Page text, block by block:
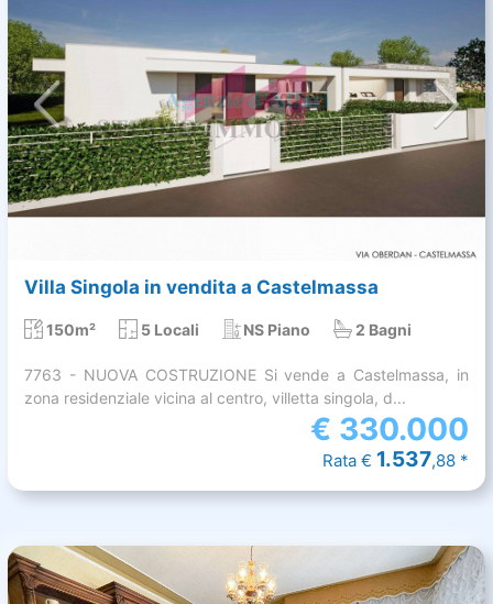
Villa Singola in vendita a Castelmassa
150m² 5 Locali NS Piano 2 Bagni
7763 - NUOVA COSTRUZIONE Si vende a Castelmassa, in
zona residenziale vicina al centro, villetta singola, d...
€ 330.000
Rata € 1.537,88 *